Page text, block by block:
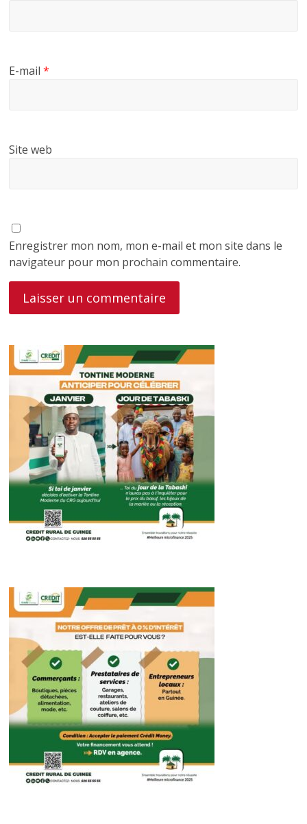
E-mail*
Site web
Enregistrer mon nom, mon e-mail et mon site dans le
navigateur pour mon prochain commentaire.